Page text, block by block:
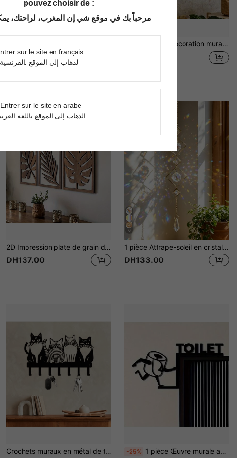
DH128.63
2 pièces Décoration murale de cadre de fenêtre vintage victorien blanc et gris, ornements en bois artificiel imprimés 2D, décor rustique chic cottagecore à double face et à peindre soi-même pour ferme, café, bureau, couloir, chambre, cadeau idéal pour les amateurs de décoration intérieure
2D Impression plate de grain de bois, 3 pièces Ensemble de décoration murale de feuille de bois vintage - Autocollant, facile à installer, réutilisable, finition mate, convient pour le salon, la chambre à coucher, la décoration de bureau | Décoration murale vintage | Art de cadre en bois, décoration murale, décoration de chambre, décoration de chambre à coucher, décoration de maison
DH137.00
6
1 pièce Attrape-soleil en cristal géométrique, prisme suspendu pour décoration de fenêtre, décoration murale pour la maison, chambre, salon, balcon, jardin, porche, appartement, cadeau esthétique bohème, accent artistique scintillant à la lumière du soleil saisonnier
DH133.00
Crochets muraux en métal de thème mignon de chat, parfaits pour les serviettes, les manteaux et les clés, cadeau idéal pour les amateurs de chats, décoration polyvalente pour la maison, convient pour Thanksgiving et Noël, style contemporain, sans alimentation électrique requise -25% 1 pièce Œuvre murale acrylique amusante "Toilette" - Style moderne, accessoire de décoration de salle de bain, panneau de porte de toilette, cadeau de maison unique, décoration murale, design noir et blanc
pouvez choisir de :
مرحباً بك في موقع شي إن المغرب، لراحتك،
sur le site en français
الذهاب إلى الموقع بالفرنسية
Entrer sur le site en arabe
الذهاب إلى الموقع باللغة